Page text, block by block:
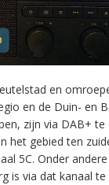
en
en de Duin- en
zijn via DAB+
het gebied ten
5C. Onder
is via dat kanaal te